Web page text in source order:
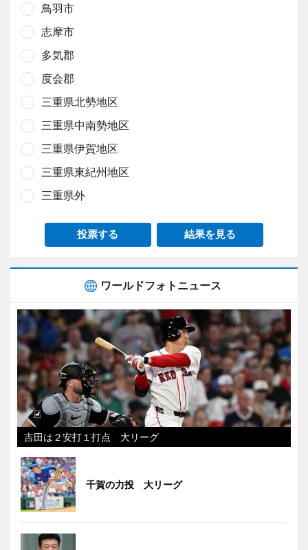
鳥羽市
志摩市
多気郡
度会郡
三重県北勢地区
三重県中南勢地区
三重県伊賀地区
三重県東紀州地区
三重県外
投票する 結果を見る
ワールドフォトニュース
吉田は２安打１打点 大リーグ
千賀の力投 大リーグ